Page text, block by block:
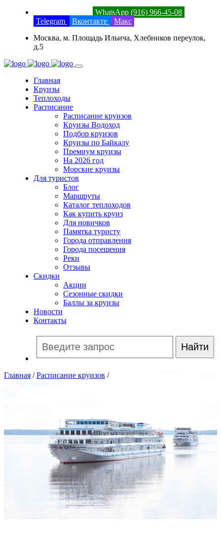
WhatsApp (916) 966-45-08
Telegram
Вконтакте
Макс
Москва, м. Площадь Ильича, Хлебников переулок,
д.5
Главная
Круизы
Теплоходы
Расписание
Расписание круизов
Круизы Водоход
Подбор круизов
Круизы по Байкалу
Премиум круизы
На 2026 год
Морские круизы
Для туристов
Блог
Маршруты
Каталог теплоходов
Как купить круиз
Для новичков
Памятка туристу
Города отправления
Города посещения
Реки
Отзывы
Скидки
Акции
Сезонные скидки
Баллы за круизы
Новости
Контакты
Главная /Расписание круизов /